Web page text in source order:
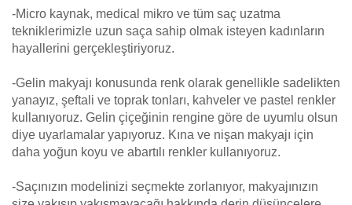
-Micro kaynak, medical mikro ve tüm saç uzatma
tekniklerimizle uzun saça sahip olmak isteyen kadınların
hayallerini gerçekleştiriyoruz.
-Gelin makyajı konusunda renk olarak genellikle sadelikten
yanayız, şeftali ve toprak tonları, kahveler ve pastel renkler
kullanıyoruz. Gelin çiçeğinin rengine göre de uyumlu olsun
diye uyarlamalar yapıyoruz. Kına ve nişan makyajı için
daha yoğun koyu ve abartılı renkler kullanıyoruz.
-Saçınızın modelinizi seçmekte zorlanıyor, makyajınızın